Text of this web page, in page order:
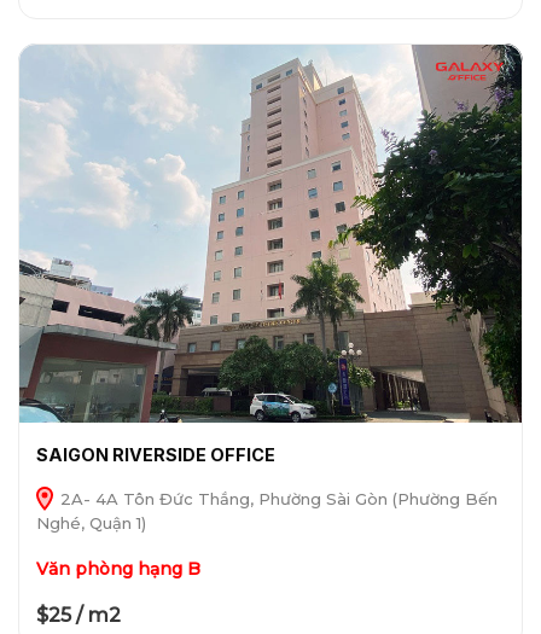
SAIGON RIVERSIDE OFFICE
2A- 4A Tôn Đức Thắng, Phường Sài Gòn (Phường Bến
Nghé, Quận 1)
Văn phòng hạng B
$25 / m2